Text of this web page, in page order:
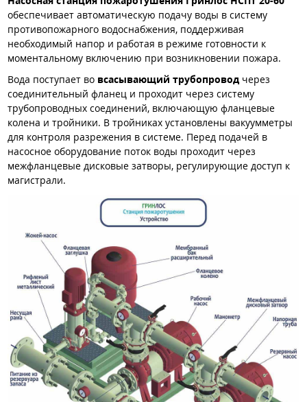
обеспечивает автоматическую подачу воды в систему
противопожарного водоснабжения, поддерживая
необходимый напор и работая в режиме готовности к
моментальному включению при возникновении пожара.
Вода поступает во всасывающий трубопровод через
соединительный фланец и проходит через систему
трубопроводных соединений, включающую фланцевые
колена и тройники. В тройниках установлены вакуумметры
для контроля разрежения в системе. Перед подачей в
насосное оборудование поток воды проходит через
межфланцевые дисковые затворы, регулирующие доступ к
магистрали.